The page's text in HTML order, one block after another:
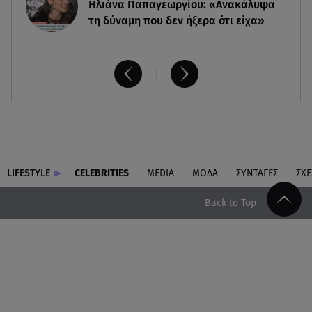
Ηλιάνα Παπαγεωργίου: «Ανακάλυψα
τη δύναμη που δεν ήξερα ότι είχα»
LIFESTYLE CELEBRITIES MEDIA ΜΟΔΑ ΣΥΝΤΑΓΕΣ
Back to Top